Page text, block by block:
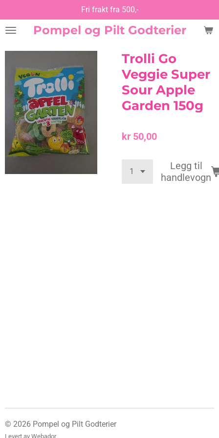
til
hovedinnholdPompel og Pilt Godterier
Fri frakt fra 500,-
Trolli Go
Veggie Super
Sour Apple
Garden 150g
kr 50,00
Legg til
handlevogn
© 2026 Pompel og Pilt Godterier
Levert av Webador